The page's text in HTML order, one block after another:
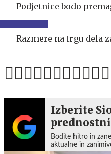
Podjetnice bodo
Razmere na trgu dela
Izberite
Bodite hitro in
aktualne in